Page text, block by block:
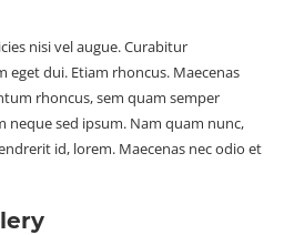
nisi vel augue. Curabitur
eget dui. Etiam rhoncus. Maecenas
rhoncus, sem quam semper
neque sed ipsum. Nam quam nunc,
id, lorem. Maecenas nec odio et